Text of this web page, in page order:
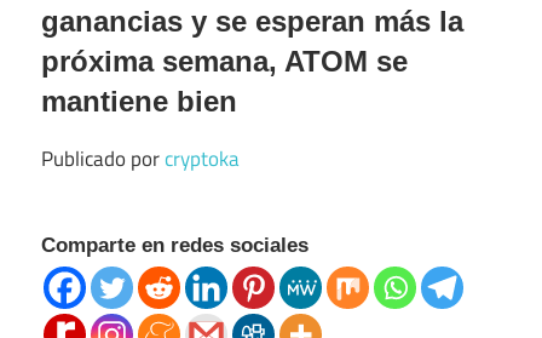
ganancias y se esperan más la
próxima semana, ATOM se
mantiene bien
Publicado porcryptoka
Comparte en redes sociales